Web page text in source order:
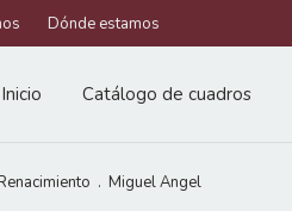
Dónde estamos
Inicio Catálogo de cuadros
. Miguel Angel